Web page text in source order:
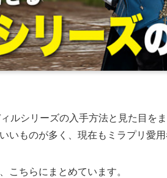
ルシリーズの入手方法と見た目をま
いものが多く、現在もミラプリ愛用
こちらにまとめています。